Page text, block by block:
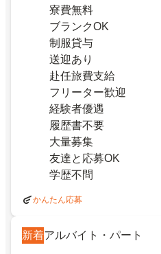
寮費無料
ブランクOK
制服貸与
送迎あり
赴任旅費支給
フリーター歓迎
経験者優遇
履歴書不要
大量募集
友達と応募OK
学歴不問
かんたん応募
新着アルバイト・パート